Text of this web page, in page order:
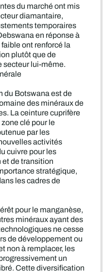
du marché ont mis
diamantaire,
temporaires
en réponse à
ont renforcé la
plutôt que de
secteur lui-même.
du Botswana est de
des minéraux de
La ceinture cuprifère
clé pour le
par les
activités
cuivre pour les
de transition
stratégique,
les cadres de
pour le manganèse,
minéraux ayant des
ne cesse
de développement ou
non à remplacer, les
un
Cette diversification